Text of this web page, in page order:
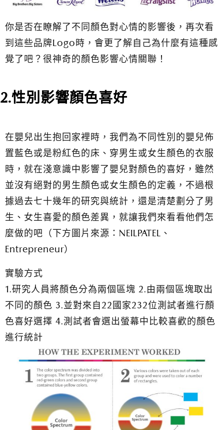
你是否在瞭解了不同顏色對心情的影響後，再次看
到這些品牌Logo時，會更了解自己為什麼有這種感
覺了吧？很神奇的顏色影響心情關聯！
2.性別影響顏色喜好
在嬰兒出生抱回家裡時，我們為不同性別的嬰兒佈
置藍色或是粉紅色的床、穿男生或女生顏色的衣服
時，就在淺意識中影響了嬰兒對顏色的喜好，雖然
並沒有絕對的男生顏色或女生顏色的定義，不過根
據過去七十幾年的研究與統計，還是清楚劃分了男
生、女生喜愛的顏色差異，就讓我們來看看他們怎
麼做的吧（下方圖片來源：NEILPATEL、
Entrepreneur）
實驗方式
1.研究人員將顏色分為兩個區塊 2.由兩個區塊取出
不同的顏色 3.並對來自22國家232位測試者進行顏
色喜好選擇 4.測試者會選出螢幕中比較喜歡的顏色
進行統計